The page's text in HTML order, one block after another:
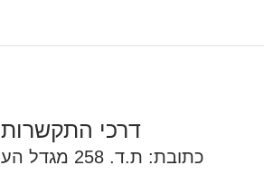
דרכי התקשרות
כתובת: ת.ד. 258 מגדל העמק 2310201